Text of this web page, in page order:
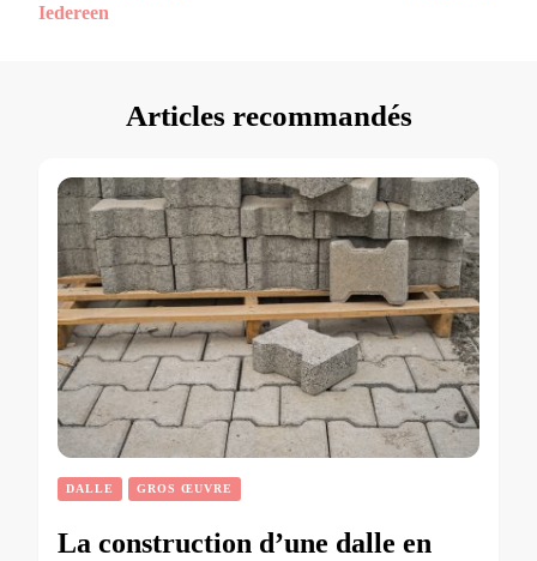
Iedereen
Articles recommandés
DALLE GROS ŒUVRE
La construction d’une dalle en